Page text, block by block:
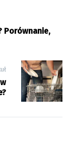
Porównanie,